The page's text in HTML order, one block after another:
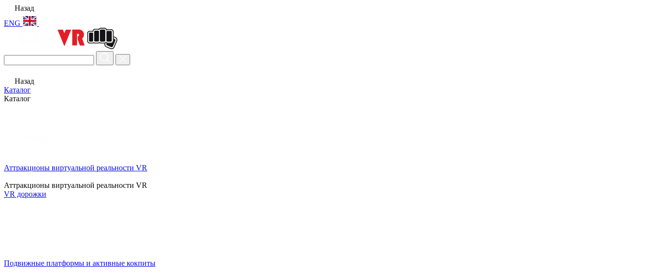
Назад
ENG
Назад
Каталог
Каталог
Аттракционы виртуальной реальности VR
Аттракционы виртуальной реальности VR
VR дорожки
Подвижные платформы и активные кокпиты